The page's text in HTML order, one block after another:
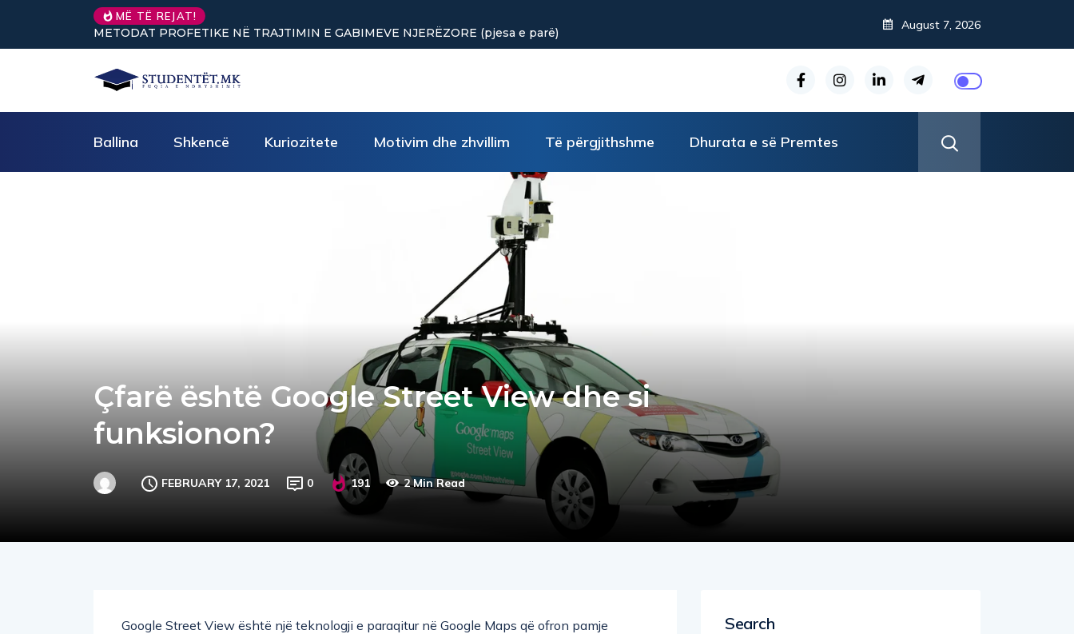
MË TË REJAT!
(pjesa e parë)Nuk keni vullnet për të punuar? Tre truke të vogla rikthejnë energjinë
August 7, 2026
Ballina Shkencë Kuriozitete Motivim dhe zhvillim Të përgjithshme Dhurata e së Premtes
Çfarë është Google Street View dhe si
funksionon?
FEBRUARY 17, 2021 0 191 2 Min Read
Google Street View është një teknologji e paraqitur në Google Maps që ofron pamje
Search